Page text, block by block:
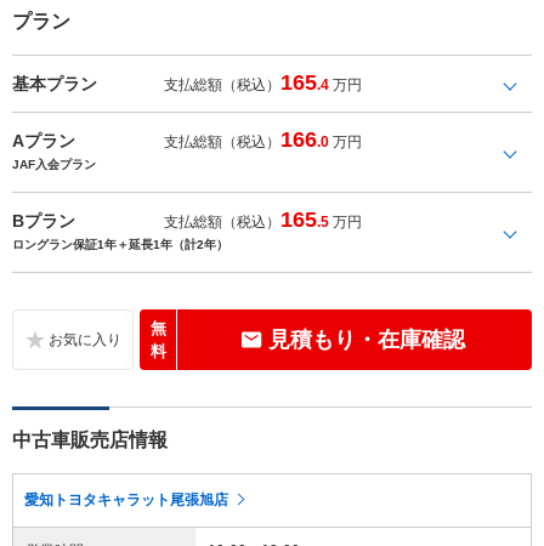
プラン
基本プラン 支払総額（税込） 165.4 万円
Aプラン 支払総額（税込） 166.0 万円
JAF入会プラン
Bプラン 支払総額（税込） 165.5 万円
ロングラン保証1年＋延長1年（計2年）
無
料
見積もり・在庫確認
中古車販売店情報
愛知トヨタキャラット尾張旭店